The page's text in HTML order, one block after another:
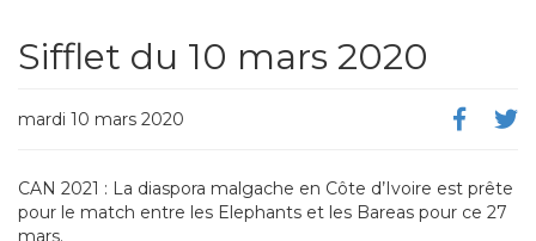
Sifflet du 10 mars 2020
mardi 10 mars 2020
CAN 2021 : La diaspora malgache en Côte d’Ivoire est prête
pour le match entre les Elephants et les Bareas pour ce 27
mars.